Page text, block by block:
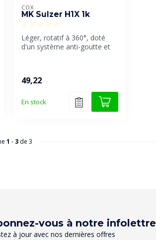
COX
MK Sulzer H1X 1k
Léger, rotatif à 360°, doté
d'un système anti-goutte et
49,22
En stock
1 - 3 de 3
vous à notre infolettre
à jour avec nos dernières offres